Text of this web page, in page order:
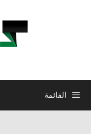
القائمة